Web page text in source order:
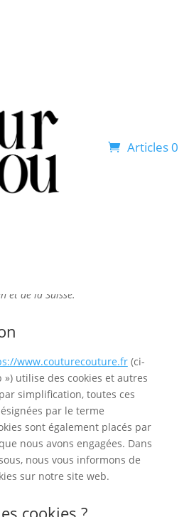
Articles 0
et de la Suisse.
www.couturecouture.fr(ci-
») utilise des cookies et autres
simplification, toutes ces
par le terme
sont également placés par
nous avons engagées. Dans
nous vous informons de
sur notre site web.